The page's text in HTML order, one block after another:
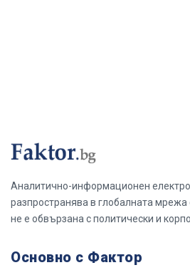
Аналитично-информационен
разпространява в глобалната
не е обвързана с политически и
Основно с Фактор